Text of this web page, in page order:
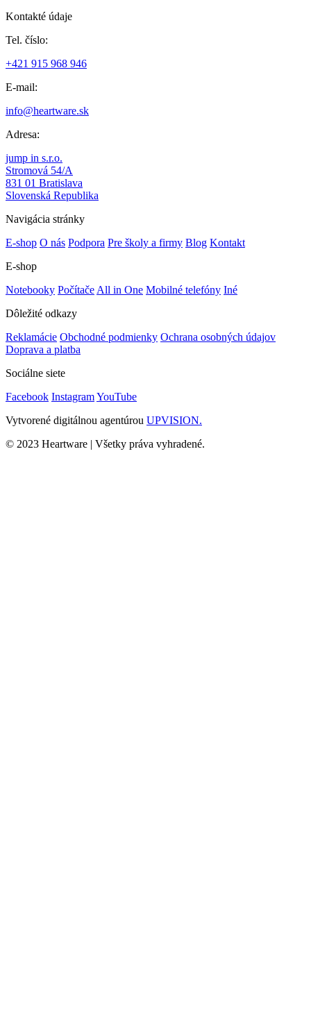
Kontakté údaje
Tel. číslo:
+421 915 968 946
E-mail:
info@heartware.sk
Adresa:
jump in s.r.o.
Stromová 54/A
831 01 Bratislava
Slovenská Republika
Navigácia stránky
E-shop O nás Podpora Pre školy a firmy Blog Kontakt
E-shop
Notebooky Počítače All in One Mobilné telefóny Iné
Dôležité odkazy
Reklamácie Obchodné podmienky Ochrana osobných údajov
Doprava a platba
Sociálne siete
Facebook InstagramYouTube
Vytvorené digitálnou agentúrou UPVISION.
© 2023 Heartware | Všetky práva vyhradené.